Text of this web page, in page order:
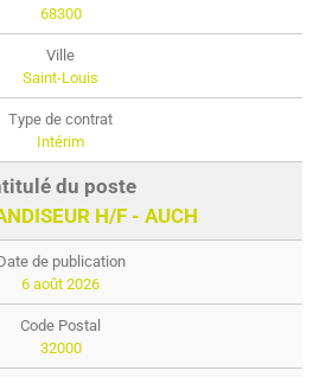
68300
Saint-Louis
Intérim
H/F - AUCH
6 août 2026
32000